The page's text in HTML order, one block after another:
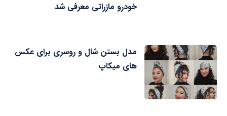
خودرو مازراتی معرفی شد
مدل بستن شال و روسری برای عکس
های میکاپ